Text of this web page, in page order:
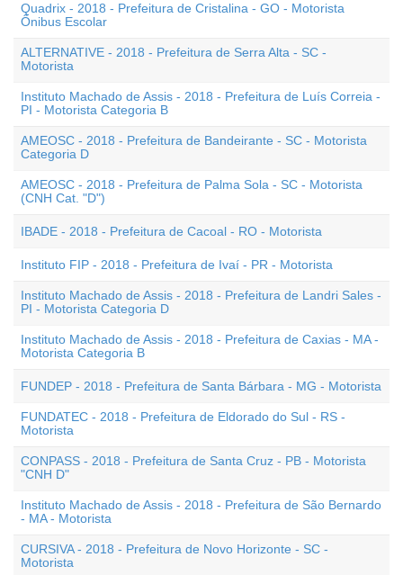
Quadrix - 2018 - Prefeitura de Cristalina - GO - Motorista
Ônibus Escolar
ALTERNATIVE - 2018 - Prefeitura de Serra Alta - SC -
Motorista
Instituto Machado de Assis - 2018 - Prefeitura de Luís Correia -
PI - Motorista Categoria B
AMEOSC - 2018 - Prefeitura de Bandeirante - SC - Motorista
Categoria D
AMEOSC - 2018 - Prefeitura de Palma Sola - SC - Motorista
(CNH Cat. "D")
IBADE - 2018 - Prefeitura de Cacoal - RO - Motorista
Instituto FIP - 2018 - Prefeitura de Ivaí - PR - Motorista
Instituto Machado de Assis - 2018 - Prefeitura de Landri Sales -
PI - Motorista Categoria D
Instituto Machado de Assis - 2018 - Prefeitura de Caxias - MA -
Motorista Categoria B
FUNDEP - 2018 - Prefeitura de Santa Bárbara - MG - Motorista
FUNDATEC - 2018 - Prefeitura de Eldorado do Sul - RS -
Motorista
CONPASS - 2018 - Prefeitura de Santa Cruz - PB - Motorista
"CNH D"
Instituto Machado de Assis - 2018 - Prefeitura de São Bernardo
- MA - Motorista
CURSIVA - 2018 - Prefeitura de Novo Horizonte - SC -
Motorista